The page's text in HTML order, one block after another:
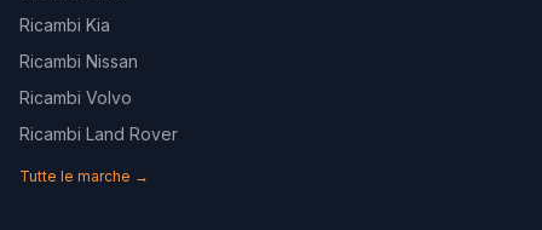
Ricambi Kia
Ricambi Nissan
Ricambi Volvo
Ricambi Land Rover
Tutte le marche →